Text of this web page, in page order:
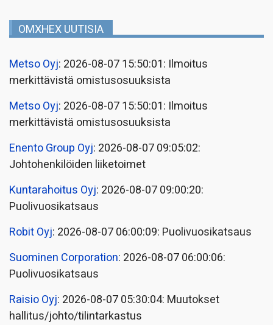
OMXHEX UUTISIA
Metso Oyj: 2026-08-07 15:50:01: Ilmoitus
merkittävistä omistusosuuksista
Metso Oyj: 2026-08-07 15:50:01: Ilmoitus
merkittävistä omistusosuuksista
Enento Group Oyj: 2026-08-07 09:05:02:
Johtohenkilöiden liiketoimet
Kuntarahoitus Oyj: 2026-08-07 09:00:20:
Puolivuosikatsaus
Robit Oyj: 2026-08-07 06:00:09: Puolivuosikatsaus
Suominen Corporation: 2026-08-07 06:00:06:
Puolivuosikatsaus
Raisio Oyj: 2026-08-07 05:30:04: Muutokset
hallitus/johto/tilintarkastus